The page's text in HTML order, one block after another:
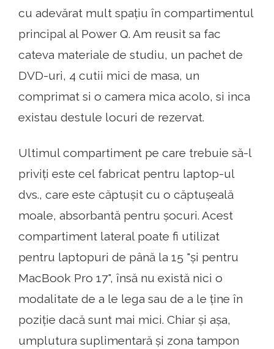
cu adevărat mult spațiu în compartimentul
principal al Power Q. Am reusit sa fac
cateva materiale de studiu, un pachet de
DVD-uri, 4 cutii mici de masa, un
comprimat si o camera mica acolo, si inca
existau destule locuri de rezervat.
Ultimul compartiment pe care trebuie să-l
priviți este cel fabricat pentru laptop-ul
dvs., care este căptușit cu o căptușeală
moale, absorbantă pentru șocuri. Acest
compartiment lateral poate fi utilizat
pentru laptopuri de până la 15 "și pentru
MacBook Pro 17", însă nu există nici o
modalitate de a le lega sau de a le ține în
poziție dacă sunt mai mici. Chiar și așa,
umplutura suplimentară și zona tampon